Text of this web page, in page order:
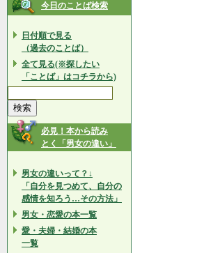
今日のことば検索
日付順で見る
（過去のことば）
全て見る(※探したい
「ことば」はコチラから)
必見！本から読み
とく「男女の違い」
男女の違いって？↓
「自分を見つめて、自分の
感情を知ろう…その方法」
男女・恋愛の本一覧
愛・夫婦・結婚の本
一覧